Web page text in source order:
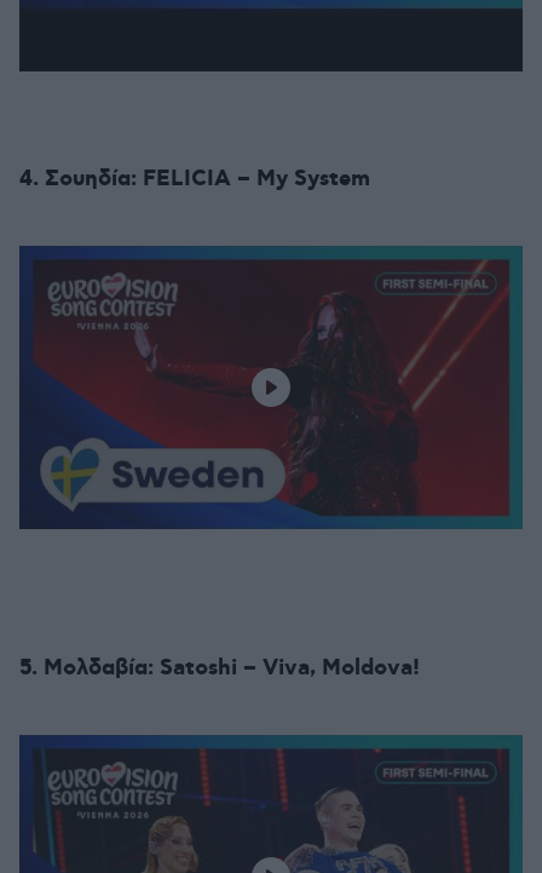
4. Σουηδία: FELICIA – My System
5. Μολδαβία: Satoshi – Viva, Moldova!